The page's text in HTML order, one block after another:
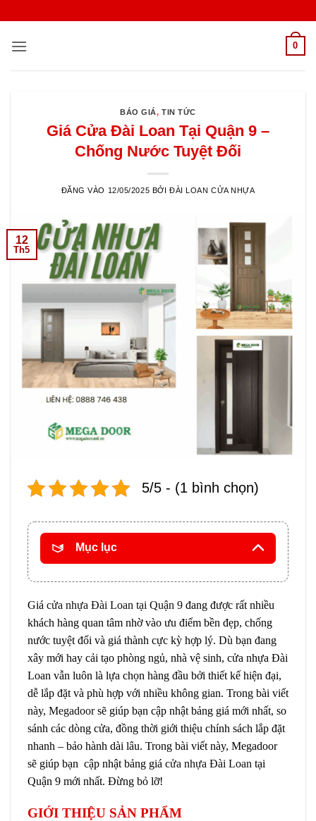
nội
0
BÁO GIÁ,TIN TỨC
Giá Cửa Đài Loan Tại Quận 9 –
Chống Nước Tuyệt Đối
ĐĂNG VÀO 12/05/2025 BỞI ĐÀI LOAN CỬA NHỰA
12
Th5
5/5 - (1 bình chọn)
Mục lục
Giá cửa nhựa Đài Loan tại Quận 9 đang được rất nhiều
khách hàng quan tâm nhờ vào ưu điểm bền đẹp, chống
nước tuyệt đối và giá thành cực kỳ hợp lý. Dù bạn đang
xây mới hay cải tạo phòng ngủ, nhà vệ sinh, cửa nhựa Đài
Loan vẫn luôn là lựa chọn hàng đầu bởi thiết kế hiện đại,
dễ lắp đặt và phù hợp với nhiều không gian. Trong bài viết
này, Megadoorsẽ giúp bạn cập nhật bảng giá mới nhất, so
sánh các dòng cửa, đồng thời giới thiệu chính sách lắp đặt
nhanh – bảo hành dài lâu. Trong bài viết này, Megadoor
sẽ giúp bạn cập nhật bảng giá cửa nhựa Đài Loan tại
Quận 9 mới nhất. Đừng bỏ lỡ!
GIỚI THIỆU SẢN PHẨM